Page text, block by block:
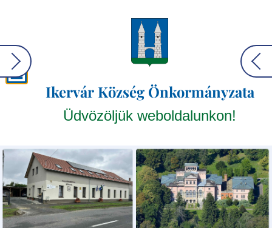
Ikervár Község Önkormányzata
Üdvözöljük weboldalunkon!